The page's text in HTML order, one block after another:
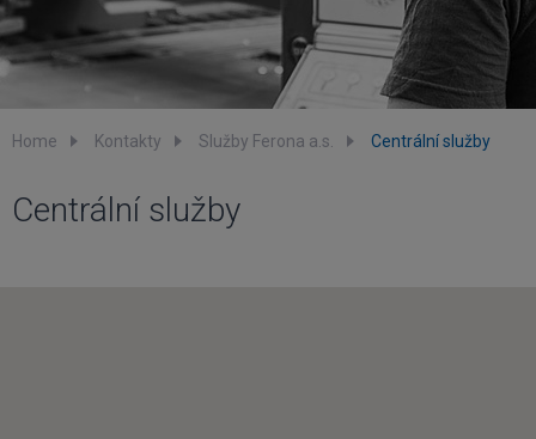
Home Kontakty Služby Ferona a.s. Centrální služby
Centrální služby